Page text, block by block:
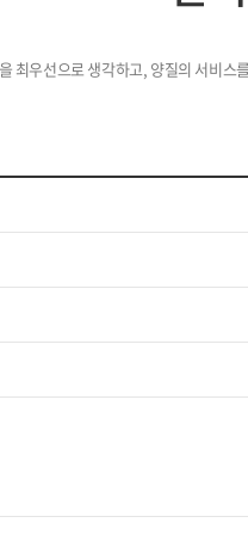
최우선으로 생각하고, 양질의 서비스